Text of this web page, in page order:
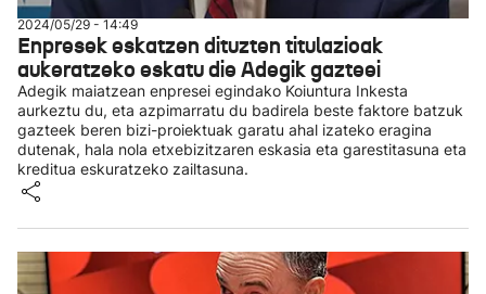
2024/05/29 - 14:49
Enpresek eskatzen dituzten titulazioak
aukeratzeko eskatu die Adegik gazteei
Adegik maiatzean enpresei egindako Koiuntura Inkesta
aurkeztu du, eta azpimarratu du badirela beste faktore batzuk
gazteek beren bizi-proiektuak garatu ahal izateko eragina
dutenak, hala nola etxebizitzaren eskasia eta garestitasuna eta
kreditua eskuratzeko zailtasuna.